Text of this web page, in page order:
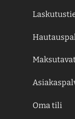
Oma tili